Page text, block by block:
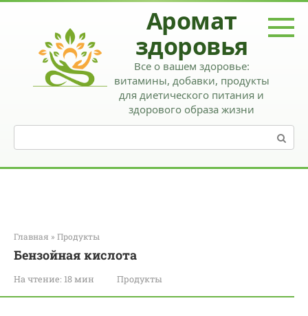
Перейти
Аромат
здоровья
Все о вашем здоровье:
витамины, добавки, продукты
для диетического питания и
здорового образа жизни
Поиск:
Главная » Продукты
Бензойная кислота
На чтение: 18 мин Продукты